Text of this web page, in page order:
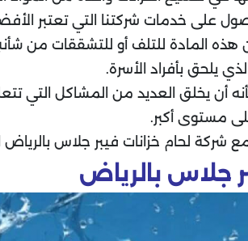
على خدمات شركتنا التي تعتبر
المادة للتلف أو للتشققات من
يلحق بأفراد الأسرة.
أن يخلق العديد من المشاكل التي
مستوى أكبر.
شركة لحام خزانات فيبر جلاس
جلاس بالرياض